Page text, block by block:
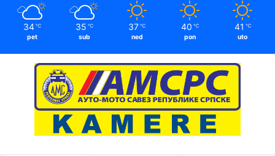
34 ℃
pet
35 ℃
sub
37 ℃
ned
40 ℃
pon
41 ℃
uto